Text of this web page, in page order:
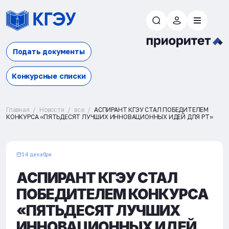
Подать документы
Конкурсные списки
Главная Новости все
АСПИРАНТ КГЭУ СТАЛ ПОБЕДИТЕЛЕМ
КОНКУРСА «ПЯТЬДЕСЯТ ЛУЧШИХ ИННОВАЦИОННЫХ ИДЕЙ ДЛЯ РТ»
14 декабря
АСПИРАНТ КГЭУ СТАЛ
ПОБЕДИТЕЛЕМ КОНКУРСА
«ПЯТЬДЕСЯТ ЛУЧШИХ